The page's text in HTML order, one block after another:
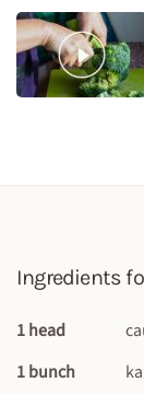
Ingredients
1 head
1 bunch